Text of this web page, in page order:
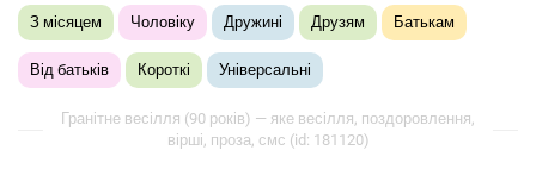
З місяцем Чоловіку Дружині Друзям Батькам
Від батьків Короткі Універсальні
Гранітне весілля (90 років) — яке весілля, поздоровлення,
вірші, проза, смс (id: 181120)